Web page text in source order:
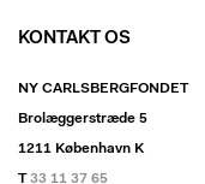
KONTAKT OS
NY CARLSBERGFONDET
Brolæggerstræde 5
1211 København K
T33 11 37 65